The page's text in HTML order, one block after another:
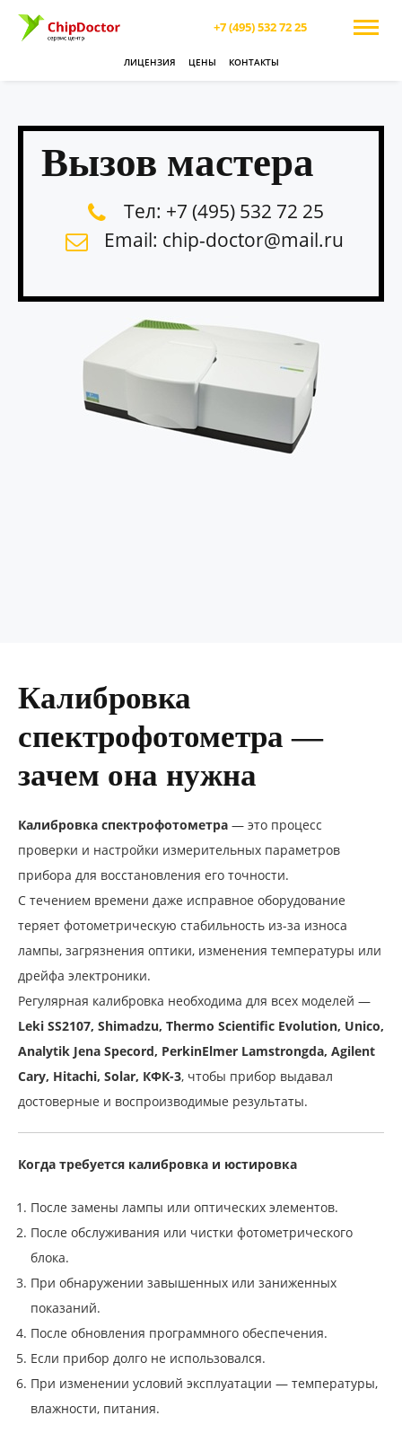
+7 (495) 532 72 25
ЛИЦЕНЗИЯ ЦЕНЫ КОНТАКТЫ
Вызов мастера
Тел: +7 (495) 532 72 25
Email: chip-doctor@mail.ru
Калибровка
спектрофотометра —
зачем она нужна
Калибровка спектрофотометра — это процесс
проверки и настройки измерительных параметров
прибора для восстановления его точности.
С течением времени даже исправное оборудование
теряет фотометрическую стабильность из-за износа
лампы, загрязнения оптики, изменения температуры или
дрейфа электроники.
Регулярная калибровка необходима для всех моделей —
Leki SS2107, Shimadzu, Thermo Scientific Evolution, Unico,
Analytik Jena Specord, PerkinElmer Lamstrongda, Agilent
Cary, Hitachi, Solar, КФК-3, чтобы прибор выдавал
достоверные и воспроизводимые результаты.
Когда требуется калибровка и юстировка
После замены лампы или оптических элементов.
После обслуживания или чистки фотометрического
блока.
При обнаружении завышенных или заниженных
показаний.
После обновления программного обеспечения.
Если прибор долго не использовался.
При изменении условий эксплуатации — температуры,
влажности, питания.